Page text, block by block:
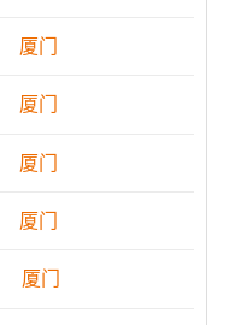
厦门
厦门
厦门
厦门
厦门